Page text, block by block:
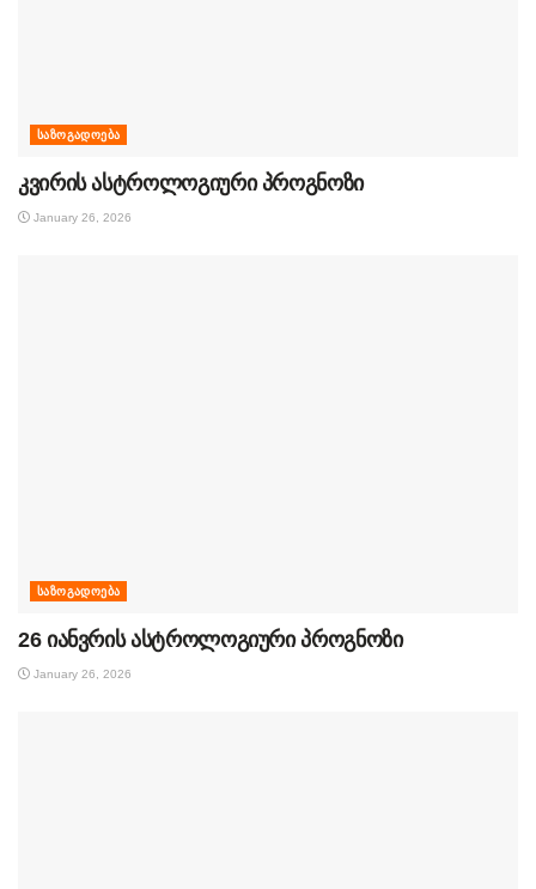
ᲡᲐᲖᲝᲒᲐᲓᲝᲔᲑᲐ
კვირის ასტროლოგიური პროგნოზი
January 26, 2026
ᲡᲐᲖᲝᲒᲐᲓᲝᲔᲑᲐ
26 იანვრის ასტროლოგიური პროგნოზი
January 26, 2026